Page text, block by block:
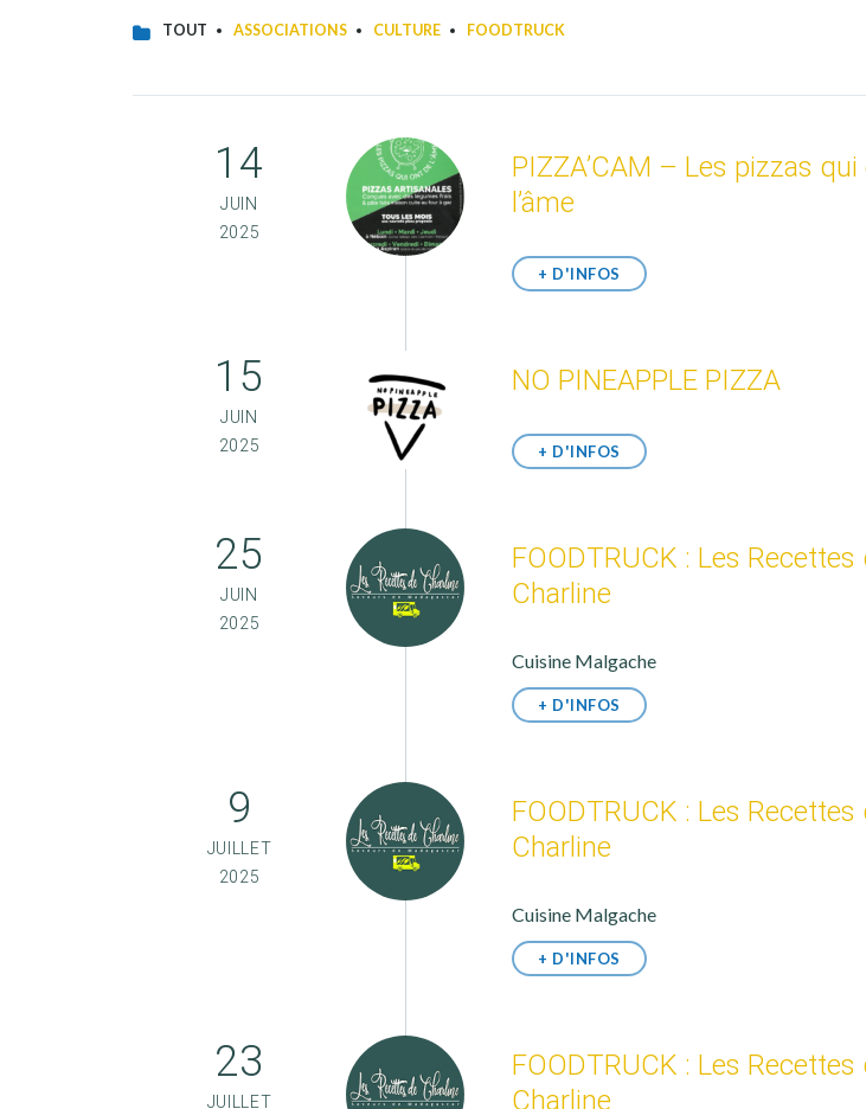
TOUT ASSOCIATIONS CULTURE FOODTRUCK
14
JUIN
2025
PIZZA’CAM – Les pizzas
l’âme
+ D'INFOS
15
JUIN
2025
NO PINEAPPLE PIZZA
+ D'INFOS
25
JUIN
2025
FOODTRUCK : Les Recettes
Charline
Cuisine Malgache
+ D'INFOS
9
JUILLET
2025
FOODTRUCK : Les Recettes
Charline
Cuisine Malgache
+ D'INFOS
23
JUILLET
FOODTRUCK : Les Recettes
Charline